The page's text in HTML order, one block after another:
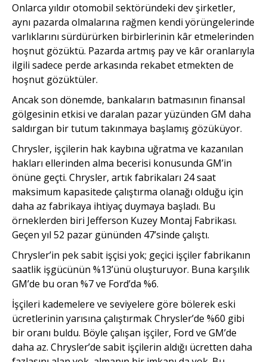
Onlarca yıldır otomobil sektöründeki dev şirketler,
aynı pazarda olmalarına rağmen kendi yörüngelerinde
varlıklarını sürdürürken birbirlerinin kâr etmelerinden
hoşnut gözüktü. Pazarda artmış pay ve kâr oranlarıyla
ilgili sadece perde arkasında rekabet etmekten de
hoşnut gözüktüler.
Ancak son dönemde, bankaların batmasının finansal
gölgesinin etkisi ve daralan pazar yüzünden GM daha
saldırgan bir tutum takınmaya başlamış gözüküyor.
Chrysler, işçilerin hak kaybına uğratma ve kazanılan
hakları ellerinden alma becerisi konusunda GM’in
önüne geçti. Chrysler, artık fabrikaları 24 saat
maksimum kapasitede çalıştırma olanağı olduğu için
daha az fabrikaya ihtiyaç duymaya başladı. Bu
örneklerden biri Jefferson Kuzey Montaj Fabrikası.
Geçen yıl 52 pazar gününden 47’sinde çalıştı.
Chrysler’in pek sabit işçisi yok; geçici işçiler fabrikanın
saatlik işgücünün %13’ünü oluşturuyor. Buna karşılık
GM’de bu oran %7 ve Ford’da %6.
İşçileri kademelere ve seviyelere göre bölerek eski
ücretlerinin yarısına çalıştırmak Chrysler’de %60 gibi
bir oranı buldu. Böyle çalışan işçiler, Ford ve GM’de
daha az. Chrysler’de sabit işçilerin aldığı ücretten daha